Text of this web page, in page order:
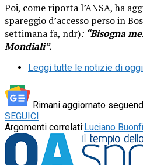
Poi, come riporta l’ANSA, ha
spareggio d’accesso perso in
settimana fa, ndr): “Bisogna
Mondiali”.
Leggi tutte le notizie di oggi
Rimani aggiornato
SEGUICI
Argomenti correlati:Luciano